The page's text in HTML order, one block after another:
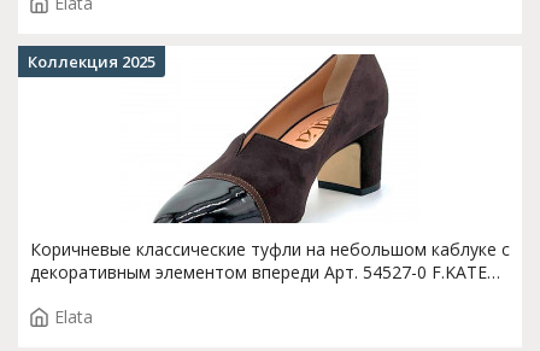
Коричневые классические туфли на небольшом каблуке с
декоративным элементом впереди Арт. 54527-0 F.KATE
Elata
Коллекция 2025